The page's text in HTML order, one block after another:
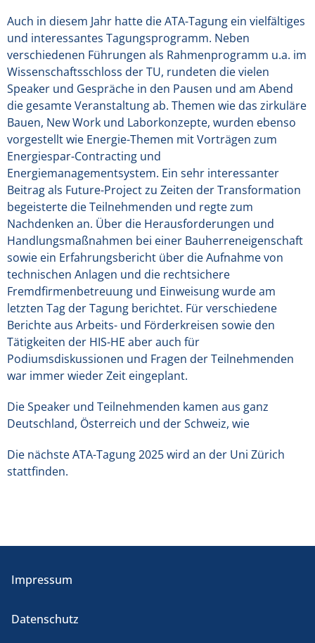
Auch in diesem Jahr hatte die ATA-Tagung ein vielfältiges
und interessantes Tagungsprogramm. Neben
verschiedenen Führungen als Rahmenprogramm u.a. im
Wissenschaftsschloss der TU, rundeten die vielen
Speaker und Gespräche in den Pausen und am Abend
die gesamte Veranstaltung ab. Themen wie das zirkuläre
Bauen, New Work und Laborkonzepte, wurden ebenso
vorgestellt wie Energie-Themen mit Vorträgen zum
Energiespar-Contracting und
Energiemanagementsystem. Ein sehr interessanter
Beitrag als Future-Project zu Zeiten der Transformation
begeisterte die Teilnehmenden und regte zum
Nachdenken an. Über die Herausforderungen und
Handlungsmaßnahmen bei einer Bauherreneigenschaft
sowie ein Erfahrungsbericht über die Aufnahme von
technischen Anlagen und die rechtsichere
Fremdfirmenbetreuung und Einweisung wurde am
letzten Tag der Tagung berichtet. Für verschiedene
Berichte aus Arbeits- und Förderkreisen sowie den
Tätigkeiten der HIS-HE aber auch für
Podiumsdiskussionen und Fragen der Teilnehmenden
war immer wieder Zeit eingeplant.
Die Speaker und Teilnehmenden kamen aus ganz
Deutschland, Österreich und der Schweiz, wie
Die nächste ATA-Tagung 2025 wird an der Uni Zürich
stattfinden.
Impressum
Datenschutz